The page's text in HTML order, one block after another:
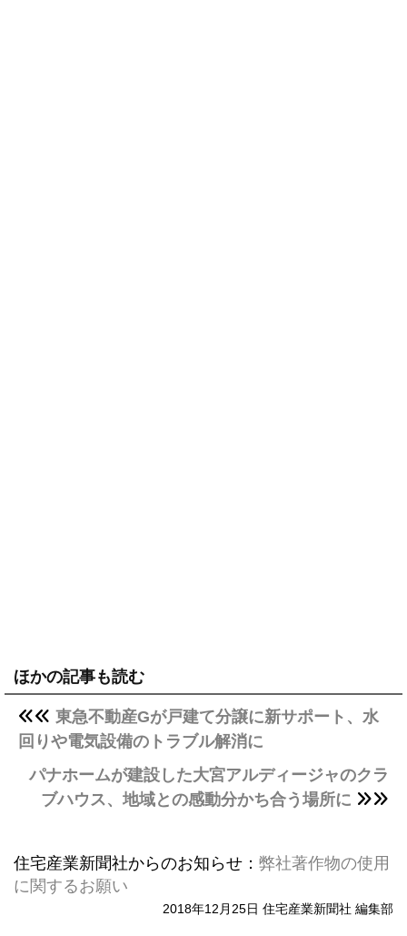
ほかの記事も読む
東急不動産Gが戸建て分譲に新サポート、水
回りや電気設備のトラブル解消に
パナホームが建設した大宮アルディージャのクラ
ブハウス、地域との感動分かち合う場所に
住宅産業新聞社からのお知らせ： 弊社著作物の使用
に関するお願い
2018年12月25日 住宅産業新聞社 編集部